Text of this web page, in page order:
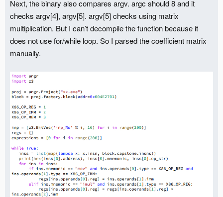
Next, the binary also compares argv. argc should 8 and it
checks argv[4], argv[5]. argv[5] checks using matrix
multiplication. But I can’t decompile the function because it
does not use for/while loop. So I parsed the coefficient matrix
manually.